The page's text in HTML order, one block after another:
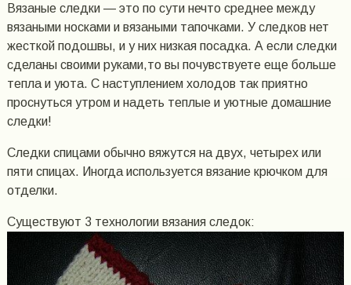
Вязаные следки — это по сути нечто среднее между
вязаными носками и вязаными тапочками. У следков нет
жесткой подошвы, и у них низкая посадка. А если следки
сделаны своими руками,то вы почувствуете еще больше
тепла и уюта. С наступлением холодов так приятно
проснуться утром и надеть теплые и уютные домашние
следки!
Следки спицами обычно вяжутся на двух, четырех или
пяти спицах. Иногда используется вязание крючком для
отделки.
Существуют 3 технологии вязания следок: